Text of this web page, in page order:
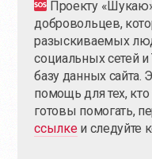
Проекту
добровольцев,
разыскиваемых
социальных сетей
базу данных сайта.
помощь для тех,
готовы помогать,
ссылкеи следуйте